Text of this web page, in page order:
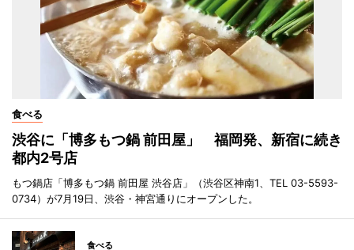
食べる
渋谷に「博多もつ鍋 前田屋」 福岡発、新宿に続き
都内2号店
もつ鍋店「博多もつ鍋 前田屋 渋谷店」（渋谷区神南1、TEL 03-5593-
0734）が7月19日、渋谷・神宮通りにオープンした。
食べる